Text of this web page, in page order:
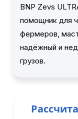
BNP Zevs
помощник для
фермеров,
надёжный и
грузов.